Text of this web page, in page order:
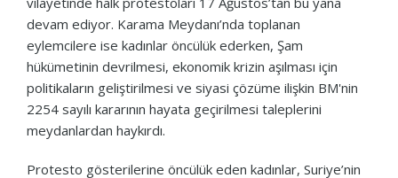
devam ediyor. Karama Meydanı’nda toplanan
eylemcilere ise kadınlar öncülük ederken, Şam
hükümetinin devrilmesi, ekonomik krizin aşılması için
politikaların geliştirilmesi ve siyasi çözüme ilişkin BM'nin
2254 sayılı kararının hayata geçirilmesi taleplerini
meydanlardan haykırdı.
Protesto gösterilerine öncülük eden kadınlar, Suriye’nin